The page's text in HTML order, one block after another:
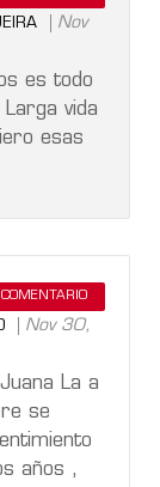
Nov
es todo
Larga vida
esas
Nov 30,
La a
se
años ,